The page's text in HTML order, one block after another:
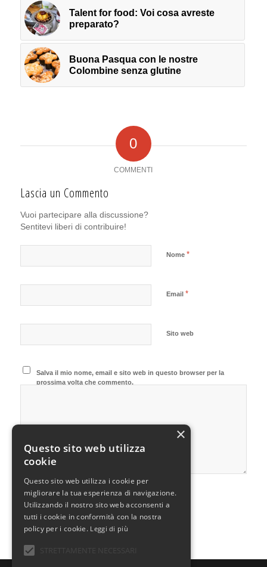
Talent for food: Voi cosa avreste
preparato?
Buona Pasqua con le nostre
Colombine senza glutine
0
COMMENTI
Lascia un Commento
Vuoi partecipare alla discussione?
Sentitevi liberi di contribuire!
Nome *
Email *
Sito web
Salva il mio nome, email e sito web in questo browser per la
prossima volta che commento.
×
Questo sito web utilizza
cookie
Questo sito web utilizza i cookie per
migliorare la tua esperienza di navigazione.
Utilizzando il nostro sito web acconsenti a
tutti i cookie in conformità con la nostra
policy per i cookie. Leggi di più